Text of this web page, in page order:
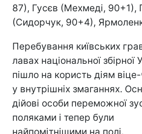
87), Гусєв (Мехмеді, 90+1),
(Сидорчук, 90+4),
Перебування київських
лавах національної збірної
пішло на користь діям
у внутрішніх змаганнях.
дійові особи переможної
поляками і тепер були